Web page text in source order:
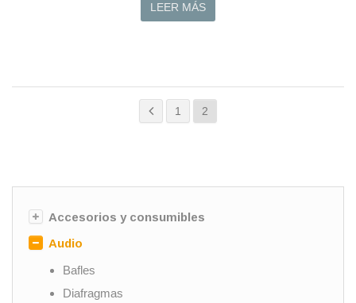
LEER MÁS
1 2
Accesorios y consumibles
Audio
Bafles
Diafragmas